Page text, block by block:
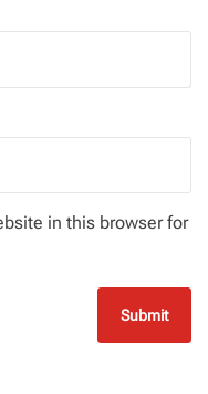
in this browser for